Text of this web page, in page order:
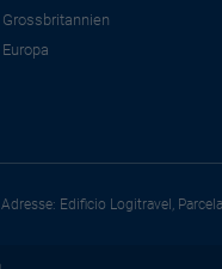
Grossbritannien
Europa
Adresse: Edificio Logitravel,